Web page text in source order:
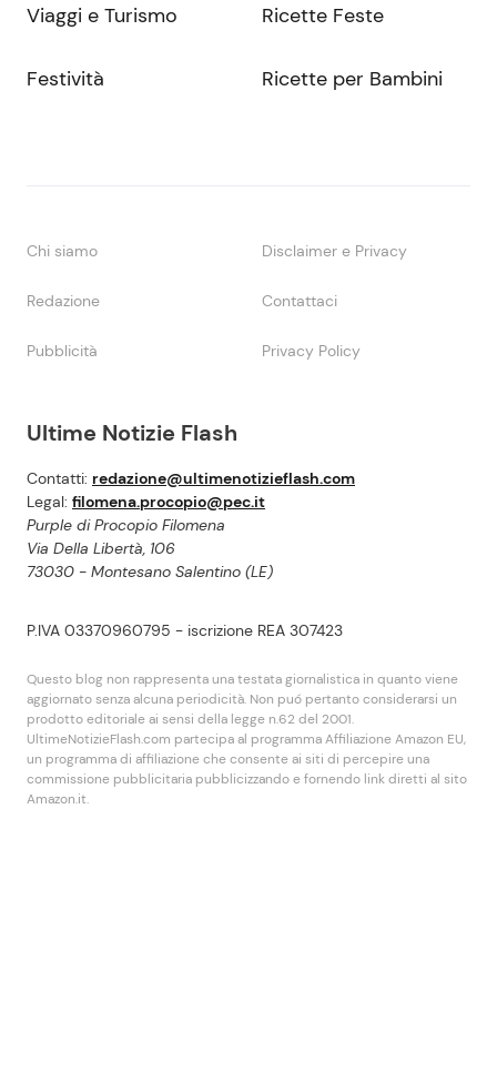
Ultime Notizie Flash
Contatti: redazione@ultimenotizieflash.com
Legal: filomena.procopio@pec.it
Purple di Procopio Filomena
Via Della Libertà, 106
73030 - Montesano Salentino (LE)
P.IVA 03370960795 - iscrizione REA 307423
Questo blog non rappresenta una testata giornalistica in quanto viene
aggiornato senza alcuna periodicità. Non puó pertanto considerarsi un
prodotto editoriale ai sensi della legge n.62 del 2001.
UltimeNotizieFlash.com partecipa al programma Affiliazione Amazon EU,
un programma di affiliazione che consente ai siti di percepire una
commissione pubblicitaria pubblicizzando e fornendo link diretti al sito
Amazon.it.
Viaggi e Turismo
Festività
Ricette Feste
Ricette per Bambini
Chi siamo Disclaimer e Privacy
Redazione Contattaci
Pubblicità Privacy Policy